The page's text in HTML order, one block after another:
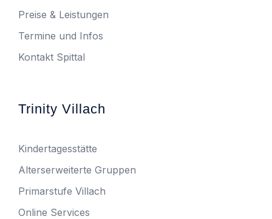
Preise & Leistungen
Termine und Infos
Kontakt Spittal
Trinity Villach
Kindertagesstätte
Alterserweiterte Gruppen
Primarstufe Villach
Online Services